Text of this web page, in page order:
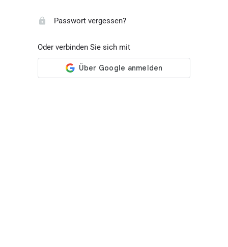
Passwort vergessen?
Oder verbinden Sie sich mit